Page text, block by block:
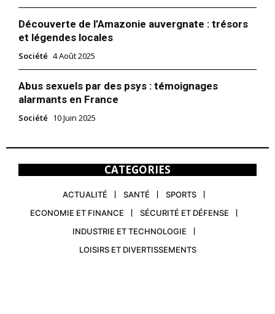
Découverte de l’Amazonie auvergnate : trésors
et légendes locales
Société 4 Août 2025
Abus sexuels par des psys : témoignages
alarmants en France
Société 10 Juin 2025
CATEGORIES
ACTUALITÉ SANTÉ
SPORTS
ECONOMIE ET FINANCE
SÉCURITÉ ET DÉFENSE
INDUSTRIE ET TECHNOLOGIE
LOISIRS ET DIVERTISSEMENTS